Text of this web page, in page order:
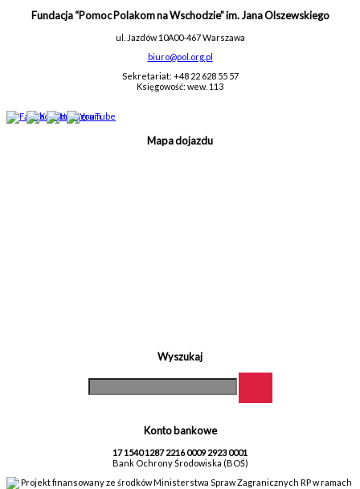
Fundacja “Pomoc Polakom na Wschodzie” im. Jana Olszewskiego
ul. Jazdów 10A00-467 Warszawa
biuro@pol.org.pl
Sekretariat: +48 22 628 55 57
Księgowość: wew. 113
Mapa dojazdu
Wyszukaj
Konto bankowe
17 1540 1287 2216 0009 2923 0001
Bank Ochrony Środowiska (BOŚ)
Projekt finansowany ze środków Ministerstwa Spraw Zagranicznych RP w ramach